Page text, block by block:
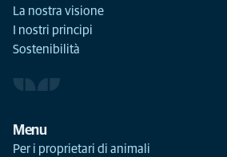
La nostra visione
I nostri principi
Sostenibilità
Menu
Per i proprietari di animali